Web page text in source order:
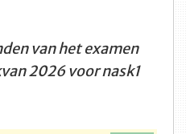
van het examen
2026 voor nask1